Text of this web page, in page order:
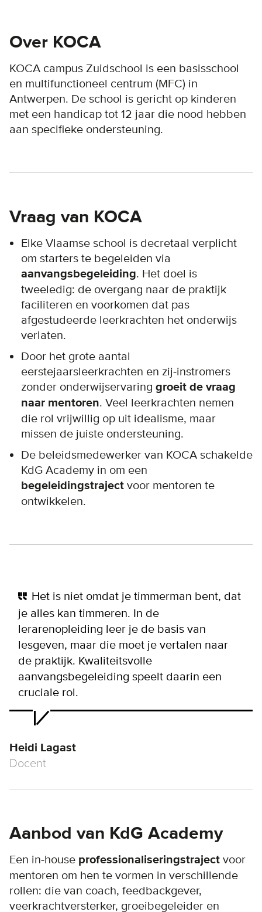
Over KOCA
KOCA campus Zuidschool is een basisschool
en multifunctioneel centrum (MFC) in
Antwerpen. De school is gericht op kinderen
met een handicap tot 12 jaar die nood hebben
aan specifieke ondersteuning.
Vraag van KOCA
Elke Vlaamse school is decretaal verplicht
om starters te begeleiden via
aanvangsbegeleiding. Het doel is
tweeledig: de overgang naar de praktijk
faciliteren en voorkomen dat pas
afgestudeerde leerkrachten het onderwijs
verlaten.
Door het grote aantal
eerstejaarsleerkrachten en zij-instromers
zonder onderwijservaring groeit de vraag
naar mentoren. Veel leerkrachten nemen
die rol vrijwillig op uit idealisme, maar
missen de juiste ondersteuning.
De beleidsmedewerker van KOCA schakelde
KdG Academy in om een
begeleidingstraject voor mentoren te
ontwikkelen.
Het is niet omdat je timmerman bent, dat
je alles kan timmeren. In de
lerarenopleiding leer je de basis van
lesgeven, maar die moet je vertalen naar
de praktijk. Kwaliteitsvolle
aanvangsbegeleiding speelt daarin een
cruciale rol.
Heidi Lagast
Docent
Aanbod van KdG Academy
Een in-house professionaliseringstraject voor
mentoren om hen te vormen in verschillende
rollen: die van coach, feedbackgever,
veerkrachtversterker, groeibegeleider en